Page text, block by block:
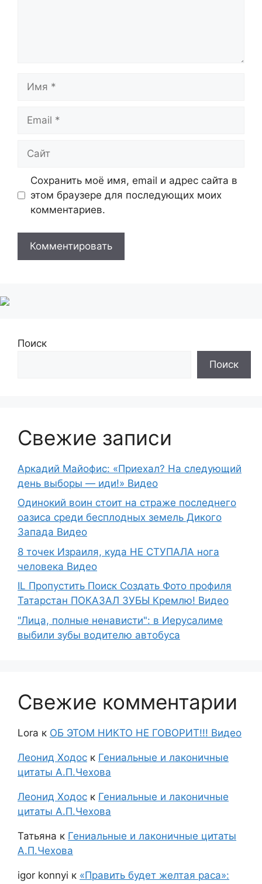
Имя
Email
Сайт
Сохранить моё имя, email и адрес сайта в
этом браузере для последующих моих
комментариев.
Поиск
Поиск
Свежие записи
Аркадий Майофис: «Приехал? На следующий
день выборы — иди!» Видео
Одинокий воин стоит на страже последнего
оазиса среди бесплодных земель Дикого
Запада Видео
8 точек Израиля, куда НЕ СТУПАЛА нога
человека Видео
IL Пропустить Поиск Создать Фото профиля
Татарстан ПОКАЗАЛ ЗУБЫ Кремлю! Видео
"Лица, полные ненависти": в Иерусалиме
выбили зубы водителю автобуса
Свежие комментарии
Lora к ОБ ЭТОМ НИКТО НЕ ГОВОРИТ!!! Видео
Леонид Ходос к Гениальные и лаконичные
цитаты А.П.Чехова
Леонид Ходос к Гениальные и лаконичные
цитаты А.П.Чехова
Татьяна к Гениальные и лаконичные цитаты
А.П.Чехова
igor konnyi к «Править будет желтая раса»: